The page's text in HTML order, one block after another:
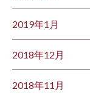
2019年1月
2018年12月
2018年11月